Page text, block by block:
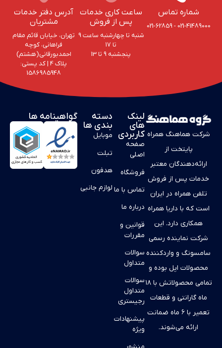
شماره تماس
021-41489000
-
021-62859
ساعت کاری خدمات
پس از فروش
شنبه تا چهارشنبه ساعت 9
تا 17
پنجشنبه 9 تا 13
آدرس دفتر خدمات
مشتریان
تهران، خیابان قائم مقام
فراهانی، کوچه
احمد‌بورقانی(هشتم)
پلاک 4‌ | کد پستی:
1586985948
لینک
های
کاربردی
صفحه
اصلی
فروشگاه
تماس با ما
درباره ما
قوانین و
مقررات
سوالات
متداول
سوالات
متداول
رجیستری
پیشنهادات
ویژه
دسته
بندی ها
موبایل
تبلت
هدفون
لوازم جانبی
شرکت هماهنگ همراه
پایتخت از
ارائه‌دهندگان معتبر
خدمات پس از فروش
تلفن همراه در ایران
است که با داریا همراه
همکاری دارد. این
شرکت نماینده رسمی
سامسونگ و واردکننده
محصولات اپل بوده و
تمامی محصولاتش با ۱۸
ماه گارانتی و قطعات
تعمیر با ۶ ماه ضمانت
ارائه می‌شوند.
گواهینامه ها